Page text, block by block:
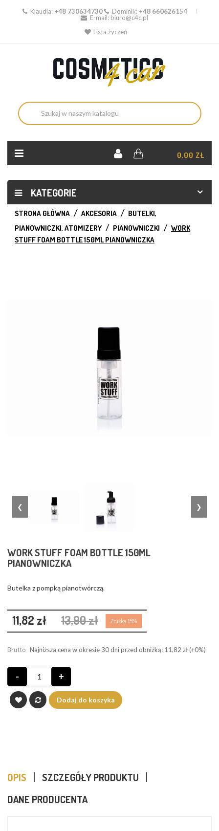
Klaudia: +48 730634730 Dominik: +48 660626154
E-mail: biuro@c4c.pl
Lista życzeń
0,00 ZŁ
KATEGORIE
STRONA GŁÓWNA AKCESORIA
BUTELKI,
PIANOWNICZKI, ATOMIZERY
PIANOWNICZKI
WORK
STUFF FOAM BOTTLE 150ML PIANOWNICZKA
❮ ❯
WORK STUFF FOAM BOTTLE 150ML
PIANOWNICZKA
Butelka z pompką pianotwórczą.
11,82 zł 13,90 zł Zniżka 15%
Brutto Najniższa cena w okresie 30 dni przed obniżką: 11,82 zł(+0%)
- +
Dodaj do koszyka
OPIS
SZCZEGÓŁY PRODUKTU
DANE PRODUCENTA